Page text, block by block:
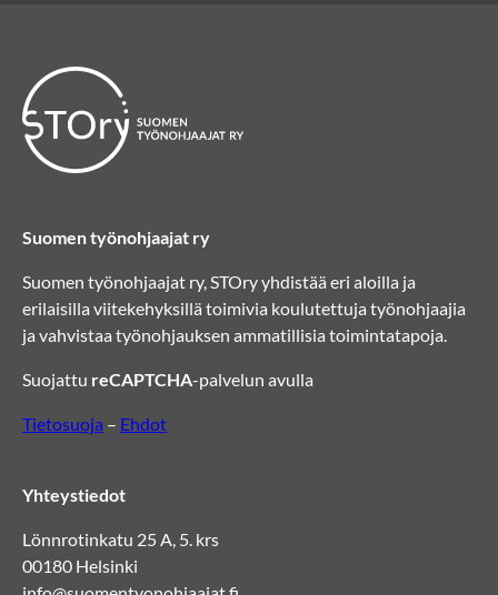
Suomen työnohjaajat ry
Suomen työnohjaajat ry, STOry yhdistää eri aloilla ja
erilaisilla viitekehyksillä toimivia koulutettuja työnohjaajia
ja vahvistaa työnohjauksen ammatillisia toimintatapoja.
Suojattu reCAPTCHA-palvelun avulla
Tietosuoja – Ehdot
Yhteystiedot
Lönnrotinkatu 25 A, 5. krs
00180 Helsinki